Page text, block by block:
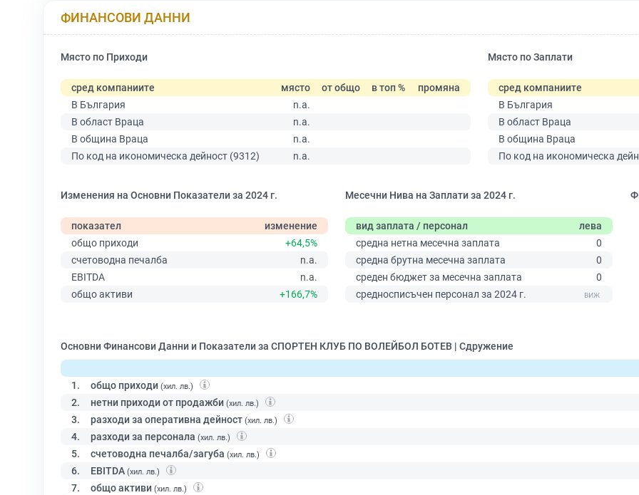
ФИНАНСОВИ ДАННИ
Място по Приходи
сред компаниите място от общо в топ %
промяна
В България
n.a.
В област Враца
n.a.
В община Враца
n.a.
По код на икономическа дейност (9312)
n.a.
Място по Заплати
сред компаниите
В България
В област Враца
В община Враца
По код на икономическа
Изменения на Основни Показатели за 2024 г.
показател
изменение
общо приходи
+64,5%
счетоводна печалба
n.a.
EBITDA
n.a.
общо активи
+166,7%
Месечни Нива на Заплати за 2024 г.
вид заплата / персонал
лева
средна нетна месечна заплата
0
средна брутна месечна заплата
0
среден бюджет за месечна заплата
0
средносписъчен персонал за 2024 г.
Основни Финансови Данни и Показатели за СПОРТЕН КЛУБ ПО ВОЛЕЙБОЛ БОТЕВ | Сдружение
1. общо приходи (хил. лв.)
2. нетни приходи от продажби (хил. лв.)
3. разходи за оперативна дейност (хил. лв.)
4. разходи за персонала (хил. лв.)
5. счетоводна печалба/загуба (хил. лв.)
6. EBITDA (хил. лв.)
7. общо активи (хил. лв.)